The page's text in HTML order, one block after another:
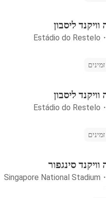
ליסבון
・
Estádio do Restelo
ליסבון
・
Estádio do Restelo
סינגפור
・
Singapore National Stadium